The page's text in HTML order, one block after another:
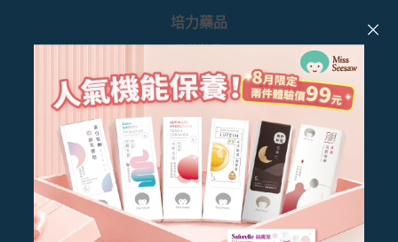
培力藥品
品牌故事
合作提案
顧客服務
會員制度
實體通路
服務及隱私權條款
退換貨政策